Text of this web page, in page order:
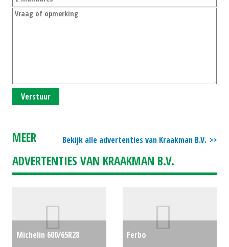
Verstuur
Bekijk alle advertenties van Kraakman B.V.
MEER
ADVERTENTIES VAN KRAAKMAN B.V.
Michelin 600/65R28
Ferbo